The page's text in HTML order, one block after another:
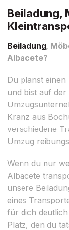
Beiladung,
Beiladung,
Albacete?
Du planst
und bist auf der
Kranz aus
verschiedene
Umzug
Wenn du nur
Albacete
unsere
eines
für dich
Platz, den du